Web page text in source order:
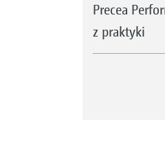
Precea
z praktyki